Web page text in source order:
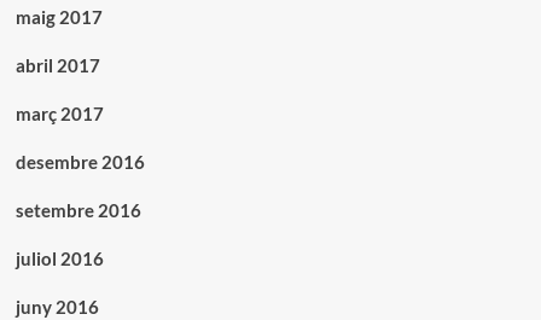
maig 2017
abril 2017
març 2017
desembre 2016
setembre 2016
juliol 2016
juny 2016